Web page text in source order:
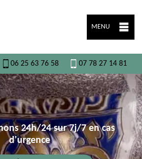
MENU
06 25 63 76 58 07 78 27 14 81
24h/24 sur 7j/7 en cas
d'urgence